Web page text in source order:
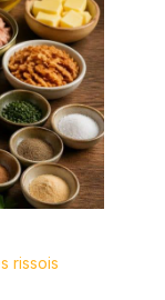
rissois